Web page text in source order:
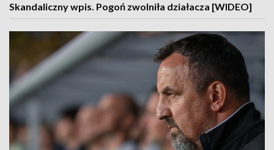
Skandaliczny wpis. Pogoń zwolniła działacza [WIDEO]